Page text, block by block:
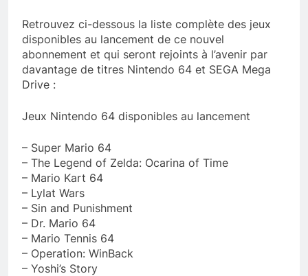
Retrouvez ci-dessous la liste complète des jeux
disponibles au lancement de ce nouvel
abonnement et qui seront rejoints à l’avenir par
davantage de titres Nintendo 64 et SEGA Mega
Drive :
Jeux Nintendo 64 disponibles au lancement
– Super Mario 64
– The Legend of Zelda: Ocarina of Time
– Mario Kart 64
– Lylat Wars
– Sin and Punishment
– Dr. Mario 64
– Mario Tennis 64
– Operation: WinBack
– Yoshi’s Story